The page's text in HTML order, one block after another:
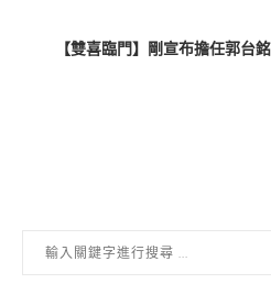
【雙喜臨門】剛宣布擔任郭